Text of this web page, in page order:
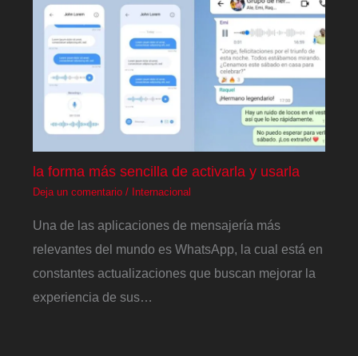
la forma más sencilla de activarla y usarla
Deja un comentario / Internacional
Una de las aplicaciones de mensajería más
relevantes del mundo es WhatsApp, la cual está en
constantes actualizaciones que buscan mejorar la
experiencia de sus…